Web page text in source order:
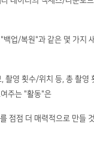
백업/복원"과 같은 몇 가지
촬영 횟수/위치 등, 총 촬영
주는 "활동"은
점점 더 매력적으로 만들